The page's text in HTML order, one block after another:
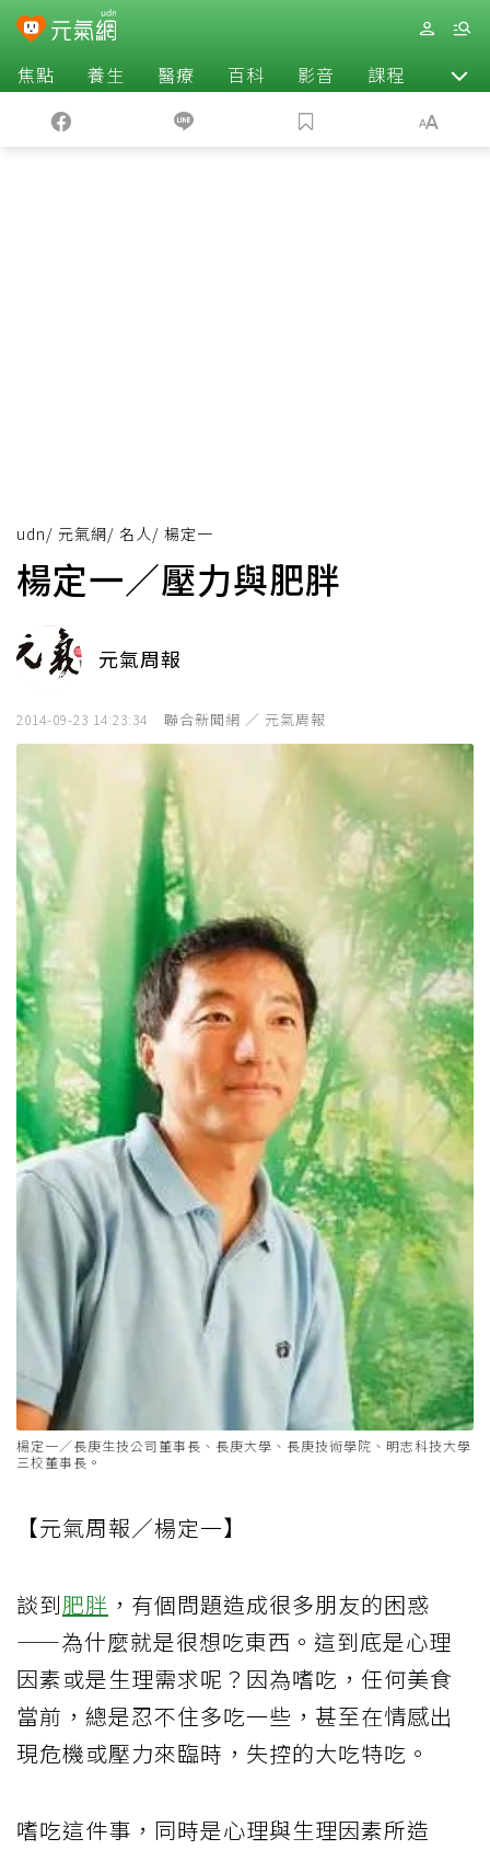
焦點 養生 醫療 百科 影音 課程 退休
udn/ 元氣網/ 名人/ 楊定一
楊定一／壓力與肥胖
元氣周報
2014-09-23 14:23:34 聯合新聞網 ／ 元氣周報
楊定一／長庚生技公司董事長、長庚大學、長庚技術學院、明志科技大學
三校董事長。
【元氣周報／楊定一】
談到肥胖 ，有個問題造成很多朋友的困惑
——為什麼就是很想吃東西。這到底是心理
因素或是生理需求呢？因為嗜吃，任何美食
當前，總是忍不住多吃一些，甚至在情感出
現危機或壓力來臨時，失控的大吃特吃。
嗜吃這件事，同時是心理與生理因素所造